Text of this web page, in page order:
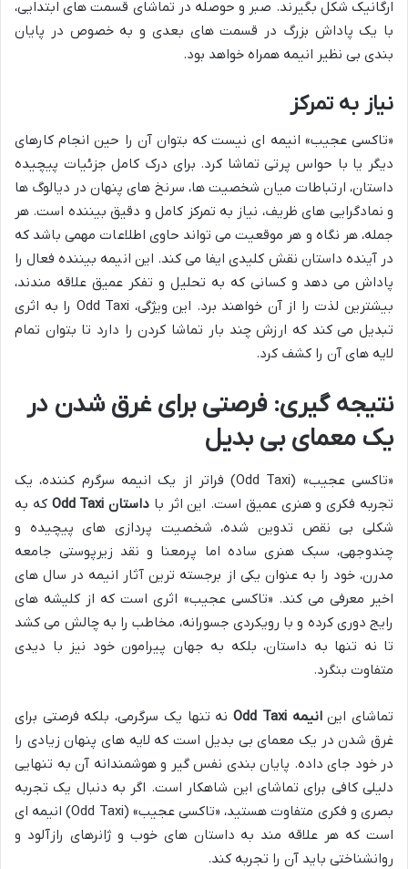
ارگانیک شکل بگیرند. صبر و حوصله در تماشای قسمت های ابتدایی،
با یک پاداش بزرگ در قسمت های بعدی و به خصوص در پایان
بندی بی نظیر انیمه همراه خواهد بود.
نیاز به تمرکز
«تاکسی عجیب» انیمه ای نیست که بتوان آن را حین انجام کارهای
دیگر یا با حواس پرتی تماشا کرد. برای درک کامل جزئیات پیچیده
داستان، ارتباطات میان شخصیت ها، سرنخ های پنهان در دیالوگ ها
و نمادگرایی های ظریف، نیاز به تمرکز کامل و دقیق بیننده است. هر
جمله، هر نگاه و هر موقعیت می تواند حاوی اطلاعات مهمی باشد که
در آینده داستان نقش کلیدی ایفا می کند. این انیمه بیننده فعال را
پاداش می دهد و کسانی که به تحلیل و تفکر عمیق علاقه مندند،
بیشترین لذت را از آن خواهند برد. این ویژگی، Odd Taxi را به اثری
تبدیل می کند که ارزش چند بار تماشا کردن را دارد تا بتوان تمام
لایه های آن را کشف کرد.
نتیجه گیری: فرصتی برای غرق شدن در
یک معمای بی بدیل
«تاکسی عجیب» (Odd Taxi) فراتر از یک انیمه سرگرم کننده، یک
تجربه فکری و هنری عمیق است. این اثر با داستان Odd Taxi
که به
شکلی بی نقص تدوین شده، شخصیت پردازی های پیچیده و
چندوجهی، سبک هنری ساده اما پرمعنا و نقد زیرپوستی جامعه
مدرن، خود را به عنوان یکی از برجسته ترین آثار انیمه در سال های
اخیر معرفی می کند. «تاکسی عجیب» اثری است که از کلیشه های
رایج دوری کرده و با رویکردی جسورانه، مخاطب را به چالش می کشد
تا نه تنها به داستان، بلکه به جهان پیرامون خود نیز با دیدی
متفاوت بنگرد.
تماشای اینانیمه Odd Taxi
نه تنها یک سرگرمی، بلکه فرصتی برای
غرق شدن در یک معمای بی بدیل است که لایه های پنهان زیادی را
در خود جای داده. پایان بندی نفس گیر و هوشمندانه آن به تنهایی
دلیلی کافی برای تماشای این شاهکار است. اگر به دنبال یک تجربه
بصری و فکری متفاوت هستید، «تاکسی عجیب» (Odd Taxi) انیمه ای
است که هر علاقه مند به داستان های خوب و ژانرهای رازآلود و
روانشناختی باید آن را تجربه کند.